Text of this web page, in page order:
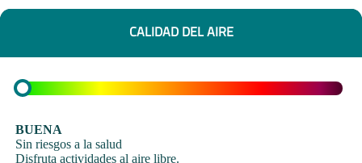
CALIDAD DEL AIRE
BUENA
Sin riesgos a la salud
Disfruta actividades al aire libre.